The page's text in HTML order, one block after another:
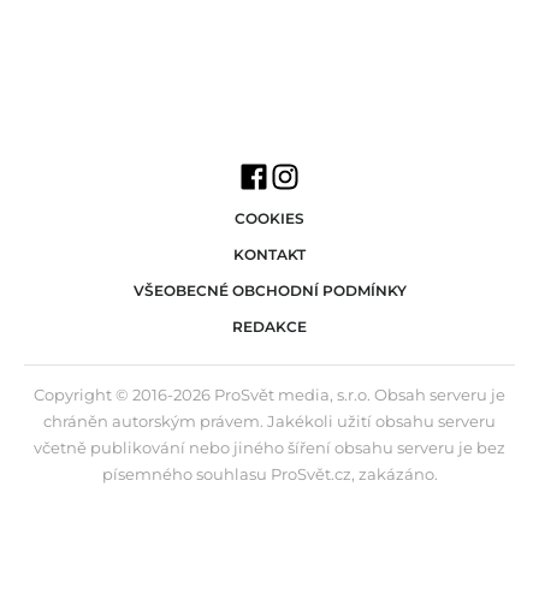
COOKIES
KONTAKT
VŠEOBECNÉ OBCHODNÍ PODMÍNKY
REDAKCE
Copyright © 2016-2026 ProSvět media, s.r.o. Obsah serveru je
chráněn autorským právem. Jakékoli užití obsahu serveru
včetně publikování nebo jiného šíření obsahu serveru je bez
písemného souhlasu ProSvět.cz, zakázáno.